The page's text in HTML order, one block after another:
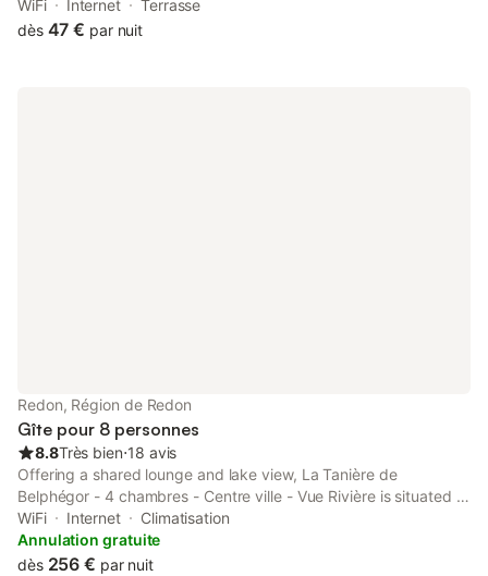
Station. Each room includes a satellite TV, free Wi-Fi and a
private bathroom with a shower.
WiFi Internet
Terrasse
dès 47 € par nuit
Redon, Région de Redon
Gîte pour 8 personnes
8.8Très bien⋅18 avis
Offering a shared lounge and lake view, La Tanière de
Belphégor - 4 chambres - Centre ville - Vue Rivière is situated in
Redon, 25 km from La Bretesche Golf Course and 45 km from
Savenay Golf Course.
WiFi Internet
Climatisation
Annulation gratuite
dès 256 € par nuit